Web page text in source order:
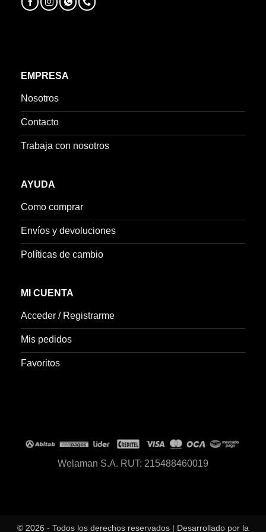
EMPRESA
Nosotros
Contacto
Trabaja con nosotros
AYUDA
Como comprar
Envíos y devoluciones
Políticas de cambio
MI CUENTA
Acceder / Registrarme
Mis pedidos
Favoritos
Welaman S.A. RUT: 215488460019
© 2026 - Todos los derechos reservados | Desarrollado por la